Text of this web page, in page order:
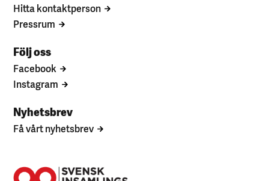
Hitta kontaktperson
Pressrum
Följ oss
Facebook
Instagram
Nyhetsbrev
Få vårt nyhetsbrev